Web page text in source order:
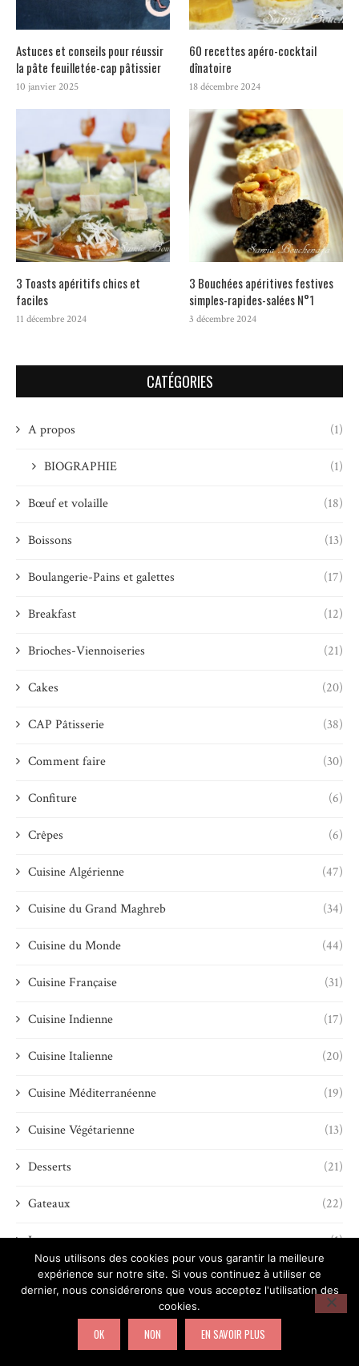
Astuces et conseils pour réussir
la pâte feuilletée-cap pâtissier
10 janvier 2025
60 recettes apéro-cocktail
dînatoire
18 décembre 2024
3 Toasts apéritifs chics et
faciles
11 décembre 2024
3 Bouchées apéritives festives
simples-rapides-salées N°1
3 décembre 2024
CATÉGORIES
A propos (1)
BIOGRAPHIE (1)
Bœuf et volaille (18)
Boissons (13)
Boulangerie-Pains et galettes (17)
Breakfast (12)
Brioches-Viennoiseries (21)
Cakes (20)
CAP Pâtisserie (38)
Comment faire (30)
Confiture (6)
Crêpes (6)
Cuisine Algérienne (47)
Cuisine du Grand Maghreb (34)
Cuisine du Monde (44)
Cuisine Française (31)
Cuisine Indienne (17)
Cuisine Italienne (20)
Cuisine Méditerranéenne (19)
Cuisine Végétarienne (13)
Desserts (21)
Gateaux (22)
Les news (1)
Mélange d'Epices maison
Pâtes brisées-feuilletées-levées (2)
Pâtes et Biscuits
Nous utilisons des cookies pour vous garantir la meilleure
expérience sur notre site. Si vous continuez à utiliser ce
dernier, nous considérerons que vous acceptez l'utilisation des
cookies.
OK NON EN SAVOIR PLUS